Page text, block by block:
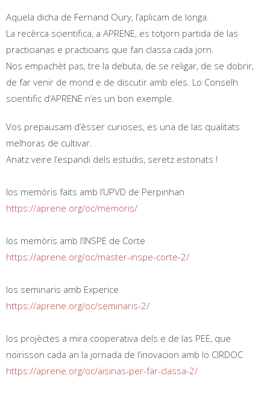
Aquela dicha de Fernand Oury, l’aplicam de longa.
La recèrca scientifica, a APRENE, es totjorn partida de las
practicianas e practicians que fan classa cada jorn.
Nos empachèt pas, tre la debuta, de se religar, de se dobrir,
de far venir de mond e de discutir amb eles. Lo Conselh
scientific d’APRENE n’es un bon exemple.
Vos prepausam d’èsser curioses, es una de las qualitats
melhoras de cultivar.
Anatz veire l’espandi dels estudis, seretz estonats !
los memòris faits amb l’UPVD de Perpinhan
https://aprene.org/oc/memoris/
los memòris amb l’INSPE de Corte
https://aprene.org/oc/master-inspe-corte-2/
los seminaris amb Experice
https://aprene.org/oc/seminaris-2/
los projèctes a mira cooperativa dels e de las PEE, que
noirisson cada an la jornada de l’inovacion amb lo CIRDOC
https://aprene.org/oc/aisinas-per-far-classa-2/